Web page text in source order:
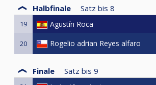
Halbfinale Satz bis 8
19 Agustín Roca
20 Rogelio adrian Reyes alfaro
Finale Satz bis 9